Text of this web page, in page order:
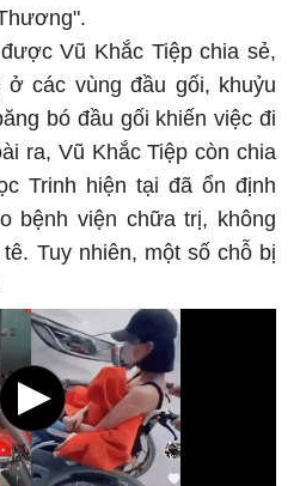
Vũ Khắc Tiệp chia sẻ,
các vùng đầu gối, khuỷu
bó đầu gối khiến việc đi
ra, Vũ Khắc Tiệp còn chia
Trinh hiện tại đã ổn định
bệnh viện chữa trị, không
Tuy nhiên, một số chỗ bị